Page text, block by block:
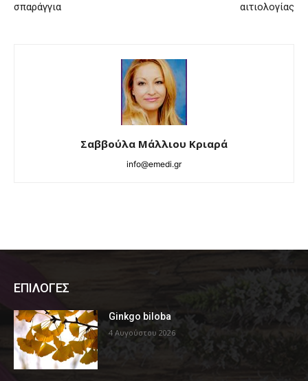
σπαράγγια
αιτιολογίας
Σαββούλα Μάλλιου Κριαρά
info@emedi.gr
ΕΠΙΛΟΓΕΣ
Ginkgo biloba
4 Αυγούστου 2026